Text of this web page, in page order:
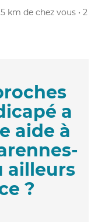
km de chez vous • 2
a
aide à
ailleurs
?